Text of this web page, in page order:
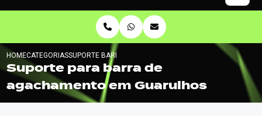
HOMECATEGORIASSUPORTE BARRA AGACHAMENTO GUARULHOS
Suporte para barra de
agachamento em Guarulhos